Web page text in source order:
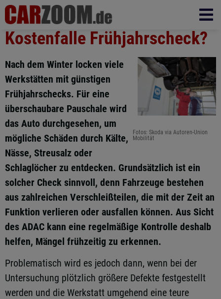
Kostenfalle Frühjahrscheck?
Fotos: Skoda via Autoren-Union
Mobilität
Nach dem Winter locken viele
Werkstätten mit günstigen
Frühjahrschecks. Für eine
überschaubare Pauschale wird
das Auto durchgesehen, um
mögliche Schäden durch Kälte,
Nässe, Streusalz oder
Schlaglöcher zu entdecken. Grundsätzlich ist ein
solcher Check sinnvoll, denn Fahrzeuge bestehen
aus zahlreichen Verschleißteilen, die mit der Zeit an
Funktion verlieren oder ausfallen können. Aus Sicht
des ADAC kann eine regelmäßige Kontrolle deshalb
helfen, Mängel frühzeitig zu erkennen.
Problematisch wird es jedoch dann, wenn bei der
Untersuchung plötzlich größere Defekte festgestellt
werden und die Werkstatt umgehend eine teure